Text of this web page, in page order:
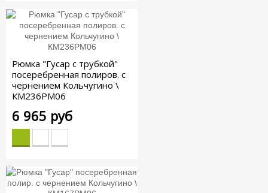
Рюмка "Гусар с трубкой"
посеребренная полиров. с
чернением Кольчугино \
КМ236РМ06
6 965 руб